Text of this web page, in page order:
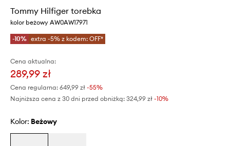
Tommy Hilfiger torebka
kolor beżowy AW0AW17971
-10% extra -5% z kodem: OFF*
Cena aktualna:
289,99 zł
Cena regularna: 649,99 zł -55%
Najniższa cena z 30 dni przed obniżką: 324,99 zł -10%
Kolor: beżowy